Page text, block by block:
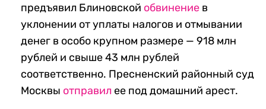
предъявил Блиновской обвинение в
уклонении от уплаты налогов и отмывании
денег в особо крупном размере — 918 млн
рублей и свыше 43 млн рублей
соответственно. Пресненский районный суд
Москвы отправил ее под домашний арест.